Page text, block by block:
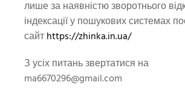
лише за наявністю зворотнього
індексації у пошукових системах
сайтhttps://zhinka.in.ua/
З усіх питань звертатися на
ma6670296@gmail.com